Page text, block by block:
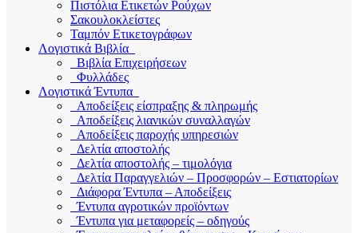
Πιστόλια Ετικετών Ρούχων
Σακουλοκλείστες
Ταμπόν Ετικετογράφων
Λογιστικά Βιβλία
Βιβλία Επιχειρήσεων
Φυλλάδες
Λογιστικά Έντυπα
Αποδείξεις είσπραξης & πληρωμής
Αποδείξεις λιανικών συναλλαγών
Αποδείξεις παροχής υπηρεσιών
Δελτία αποστολής
Δελτία αποστολής – τιμολόγια
Δελτία Παραγγελιών – Προσφορών – Εστιατορίων
Διάφορα Έντυπα – Αποδείξεις
Έντυπα αγροτικών προϊόντων
Έντυπα για μεταφορείς – οδηγούς